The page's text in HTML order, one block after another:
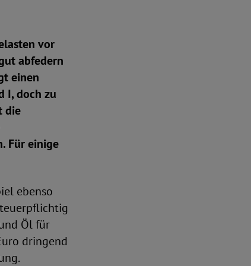
vor
abfedern
einen
I, doch zu
die
Für einige
ebenso
Öl für
dringend